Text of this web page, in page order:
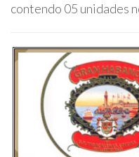
contendo 05 unidades